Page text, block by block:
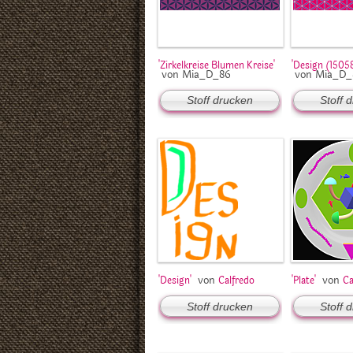
'Zirkelkreise Blumen Kreise'
von Mia_D_86
Stoff drucken
'Design
von
Stoff
'Design' vonCalfredo
Stoff drucken
'Plate' von
Stoff